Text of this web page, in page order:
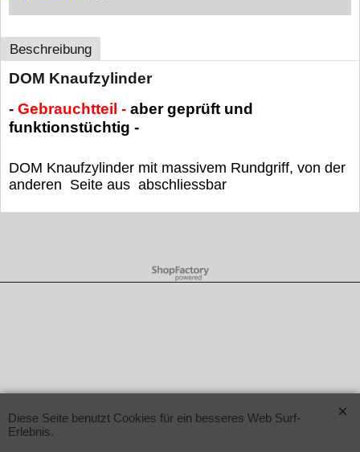
Beschreibung
DOM Knaufzylinder
- Gebrauchtteil - aber geprüft und
funktionstüchtig -
DOM Knaufzylinder mit massivem Rundgriff, von der
anderen Seite aus abschliessbar
WebShop erstellt mit ShopFactory Shop Software.
Diese Seite benutzt Cookies für ein besseres Web Surf-
Erlebnis.